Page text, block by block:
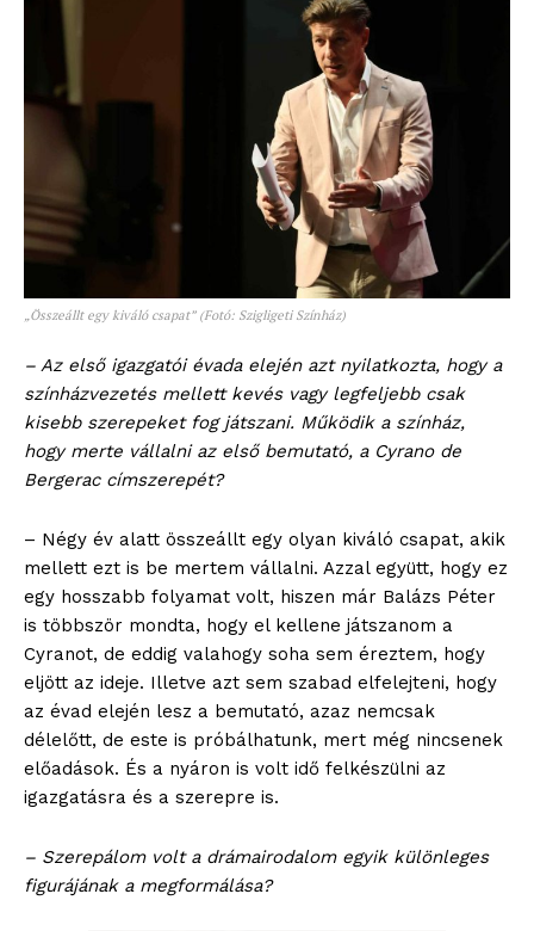
„Összeállt egy kiváló csapat” (Fotó: Szigligeti Színház)
– Az első igazgatói évada elején azt nyilatkozta, hogy a
színházvezetés mellett kevés vagy legfeljebb csak
kisebb szerepeket fog játszani. Működik a színház,
hogy merte vállalni az első bemutató, a Cyrano de
Bergerac címszerepét?
– Négy év alatt összeállt egy olyan kiváló csapat, akik
mellett ezt is be mertem vállalni. Azzal együtt, hogy ez
egy hosszabb folyamat volt, hiszen már Balázs Péter
is többször mondta, hogy el kellene játszanom a
Cyranot, de eddig valahogy soha sem éreztem, hogy
eljött az ideje. Illetve azt sem szabad elfelejteni, hogy
az évad elején lesz a bemutató, azaz nemcsak
délelőtt, de este is próbálhatunk, mert még nincsenek
előadások. És a nyáron is volt idő felkészülni az
igazgatásra és a szerepre is.
– Szerepálom volt a drámairodalom egyik különleges
figurájának a megformálása?